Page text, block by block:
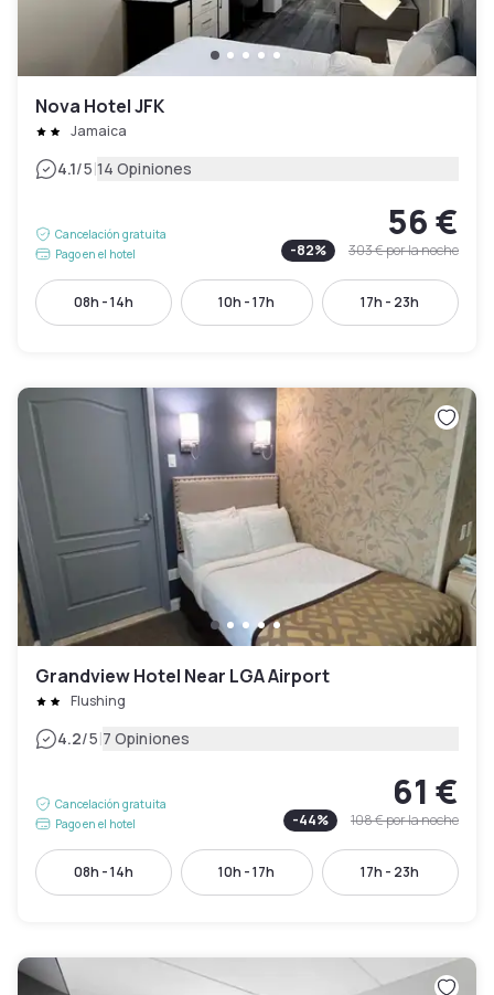
Nova Hotel JFK
Jamaica
4.1/5|14 Opiniones
Cancelación gratuita
Pago en el hotel
56 €
-82% 303 €por la noche
08h - 14h 10h - 17h 17h - 23h
Grandview Hotel Near LGA Airport
Flushing
4.2/5|7 Opiniones
Cancelación gratuita
Pago en el hotel
61 €
-44% 108 €por la noche
08h - 14h 10h - 17h 17h - 23h